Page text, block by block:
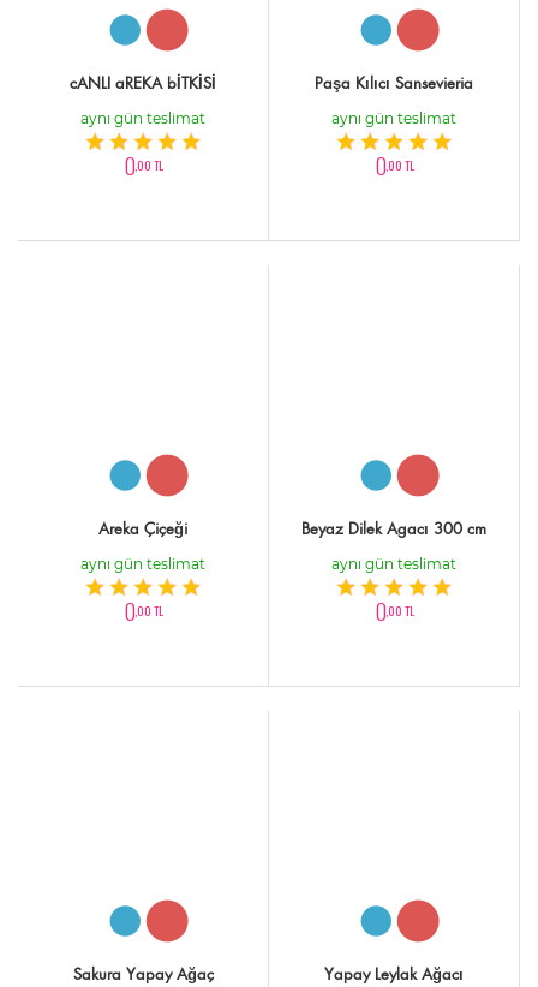
cANLI aREKA bİTKİSİ
aynı gün teslimat
0,00 TL
Paşa Kılıcı Sansevieria
aynı gün teslimat
0,00 TL
Areka Çiçeği
aynı gün teslimat
0,00 TL
Beyaz Dilek Agacı 300 cm
aynı gün teslimat
0,00 TL
Sakura Yapay Ağaç Yapay Leylak Ağacı